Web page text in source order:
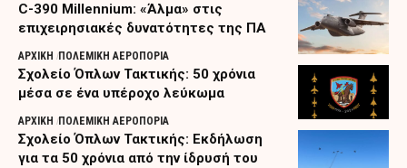
C-390 Millennium: «Άλμα» στις
επιχειρησιακές δυνατότητες της ΠΑ
ΑΡΧΙΚΗ ΠΟΛΕΜΙΚΗ ΑΕΡΟΠΟΡΙΑ
Σχολείο Όπλων Τακτικής: 50 χρόνια
μέσα σε ένα υπέροχο λεύκωμα
ΑΡΧΙΚΗ ΠΟΛΕΜΙΚΗ ΑΕΡΟΠΟΡΙΑ
Σχολείο Όπλων Τακτικής: Εκδήλωση
για τα 50 χρόνια από την ίδρυσή του